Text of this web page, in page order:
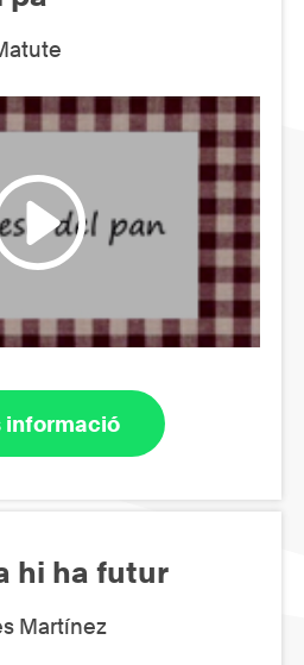
informació
hi ha futur
Martínez